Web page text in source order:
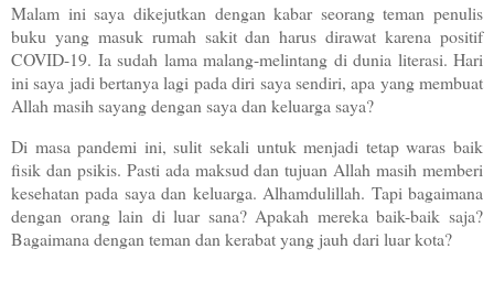
Malam ini saya dikejutkan dengan kabar seorang teman penulis
buku yang masuk rumah sakit dan harus dirawat karena positif
COVID-19. Ia sudah lama malang-melintang di dunia literasi. Hari
ini saya jadi bertanya lagi pada diri saya sendiri, apa yang membuat
Allah masih sayang dengan saya dan keluarga saya?
Di masa pandemi ini, sulit sekali untuk menjadi tetap waras baik
fisik dan psikis. Pasti ada maksud dan tujuan Allah masih memberi
kesehatan pada saya dan keluarga. Alhamdulillah. Tapi bagaimana
dengan orang lain di luar sana? Apakah mereka baik-baik saja?
Bagaimana dengan teman dan kerabat yang jauh dari luar kota?